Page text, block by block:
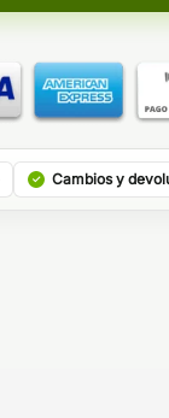
Cambios y